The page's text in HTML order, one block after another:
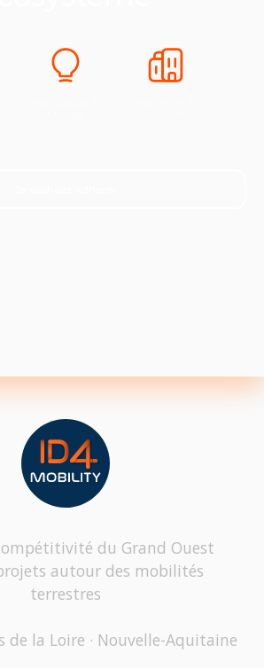
du Grand Ouest
autour des mobilités
terrestres
de la Loire · Nouvelle-Aquitaine